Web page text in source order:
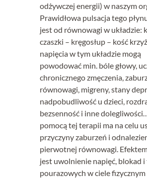
odżywczej energii) w naszym
Prawidłowa pulsacja tego
jest od równowagi w układzie:
czaszki – kręgosłup – kość
napięcia w tym układzie mogą
powodować min. bóle głowy,
chronicznego zmęczenia,
równowagi, migreny, stany
nadpobudliwość u dzieci,
bezsenność i inne
pomocą tej terapii ma na celu
przyczyny zaburzeń i
pierwotnej równowagi.
jest uwolnienie napięć, blokad
pourazowych w ciele fizycznym